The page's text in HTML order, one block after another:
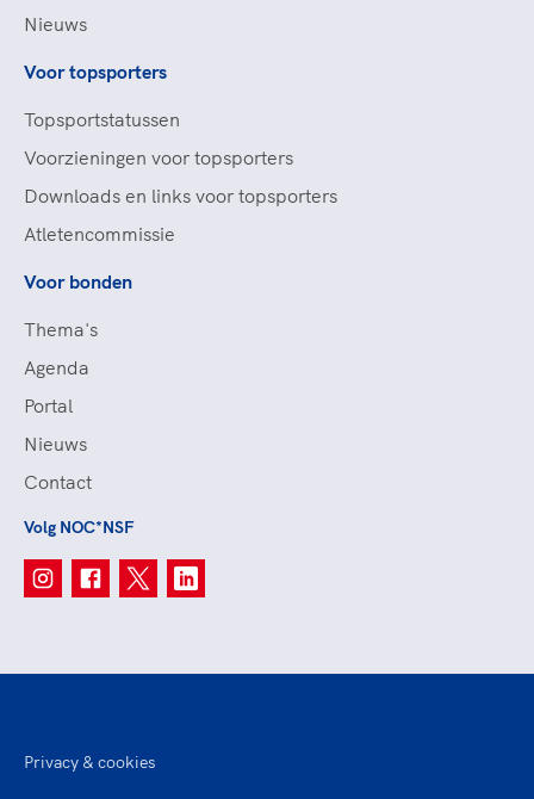
Nieuws
Voor topsporters
Topsportstatussen
Voorzieningen voor topsporters
Downloads en links voor topsporters
Atletencommissie
Voor bonden
Thema's
Agenda
Portal
Nieuws
Contact
Volg NOC*NSF
Privacy & cookies